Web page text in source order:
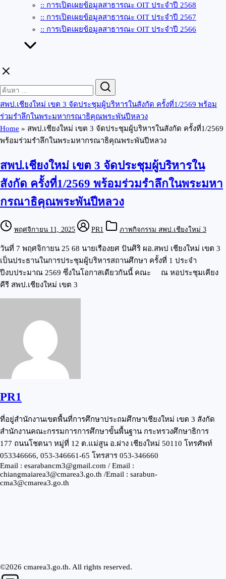
:: การเปิดเผยข้อมูลสาธารณะ OIT ประจำปี 2568
:: การเปิดเผยข้อมูลสาธารณะ OIT ประจำปี 2567
:: การเปิดเผยข้อมูลสาธารณะ OIT ประจำปี 2566
for:
สพป.เชียงใหม่ เขต 3 จัดประชุมผู้บริหารในสังกัด ครั้งที่1/2569 พร้อม
ร่วมรำลึกในพระมหากรณาธิคุณพระพันปีหลวง
Home » สพป.เชียงใหม่ เขต 3 จัดประชุมผู้บริหารในสังกัด ครั้งที่1/2569
พร้อมร่วมรำลึกในพระมหากรณาธิคุณพระพันปีหลวง
สพป.เชียงใหม่ เขต 3 จัดประชุมผู้บริหารใน
สังกัด ครั้งที่1/2569 พร้อมร่วมรำลึกในพระมหา
กรณาธิคุณพระพันปีหลวง
พฤศจิกายน 11, 2025 PR1 ภาพกิจกรรม สพป.เชียงใหม่ 3
วันที่ 7 พฤศจิกายน 25 68 นายเรืองยศ ปันศิริ ผอ.สพป เชียงใหม่ เขต 3
เป็นประธานในการประชุมผู้บริหารสถานศึกษา ครั้งที่ 1 ประจำ
ปีงบประมาณ 2569 ซึ่งในโอกาสเดียวกันนี้ คณะ
ณ หอประชุมเคียง
คีรี สพป.เชียงใหม่ เขต 3
PR1
ที่อยู่สำนักงานเขตพื้นที่การศึกษาประถมศึกษาเชียงใหม่ เขต 3 สังกัด
สำนักงานคณะกรรมการการศึกษาขั้นพื้นฐาน กระทรวงศึกษาธิการ
177 ถนนโชตนา หมู่ที่ 12 ต.แม่สูน อ.ฝาง เชียงใหม่ 50110 โทรศัพท์
053346666, 053-346661-65 โทรสาร 053-346660
Email : esarabancm3@gmail.com / Email :
chiangmaiarea3@cmarea3.go.th /Email : sarabun-
cma3@cmarea3.go.th
©2026 cmarea3.go.th. All rights reserved.